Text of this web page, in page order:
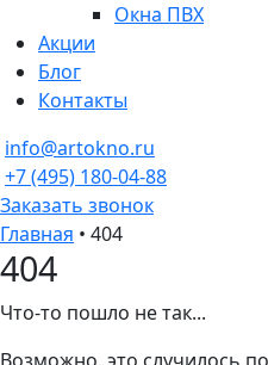
Окна ПВХ
Акции
Блог
Контакты
info@artokno.ru
+7 (495) 180-04-88
Заказать звонок
Главная • 404
404
Что-то пошло не так...